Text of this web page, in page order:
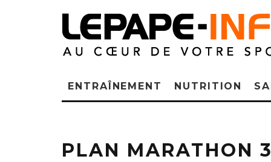
ENTRAÎNEMENT NUTRITION
PLAN MARATHON